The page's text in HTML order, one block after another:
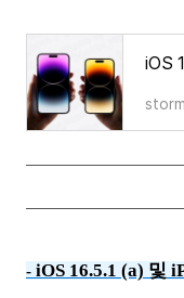
- iOS 16.5.1 (a) 및